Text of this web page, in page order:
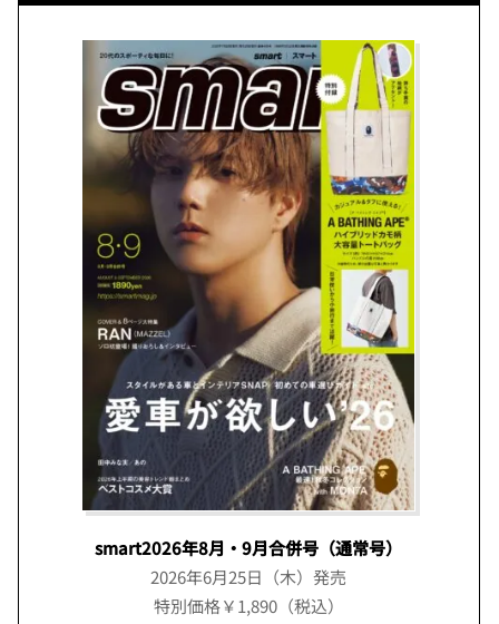
smart2026年8月・9月合併号（通常号）
2026年6月25日（木）発売
特別価格￥1,890（税込）